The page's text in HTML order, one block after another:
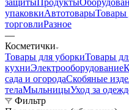
упаковкиАвтотоварыТовары
торговлиРазное
—
Косметички
Товары для уборкиТовары
кухниЭлектрооборудование
сада и огородаСкобяные
телаМыльницыУход за
Фильтр